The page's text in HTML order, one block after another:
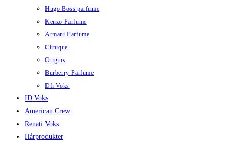
Hugo Boss parfume
Kenzo Parfume
Armani Parfume
Clinique
Origins
Burberry Parfume
Dfi Voks
ID Voks
American Crew
Renati Voks
Hårprodukter